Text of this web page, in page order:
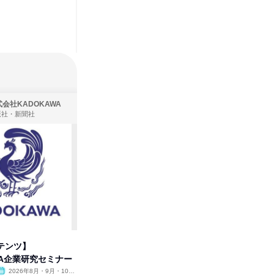
会社KADOKAWA
・新聞社
ンツ】
企業研究セミナー
2026年8月・9月・10